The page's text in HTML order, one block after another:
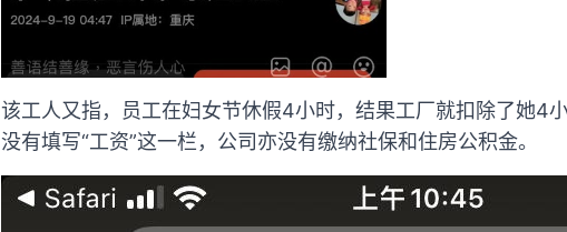
该工人又指，员工在妇女节休假4小时，结果工厂就扣除了她4
没有填写“工资”这一栏，公司亦没有缴纳社保和住房公积金。